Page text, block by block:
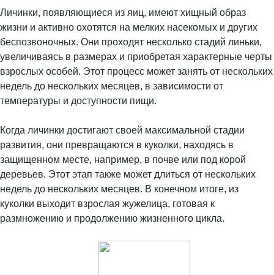
Личинки, появляющиеся из яиц, имеют хищный образ
жизни и активно охотятся на мелких насекомых и других
беспозвоночных. Они проходят несколько стадий линьки,
увеличиваясь в размерах и приобретая характерные черты
взрослых особей. Этот процесс может занять от нескольких
недель до нескольких месяцев, в зависимости от
температуры и доступности пищи.
Когда личинки достигают своей максимальной стадии
развития, они превращаются в куколки, находясь в
защищенном месте, например, в почве или под корой
деревьев. Этот этап также может длиться от нескольких
недель до нескольких месяцев. В конечном итоге, из
куколки выходит взрослая жужелица, готовая к
размножению и продолжению жизненного цикла.